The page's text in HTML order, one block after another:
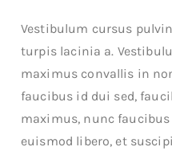
Vestibulum cursus
turpis lacinia a.
maximus convallis in
faucibus id dui sed,
maximus, nunc
euismod libero, et